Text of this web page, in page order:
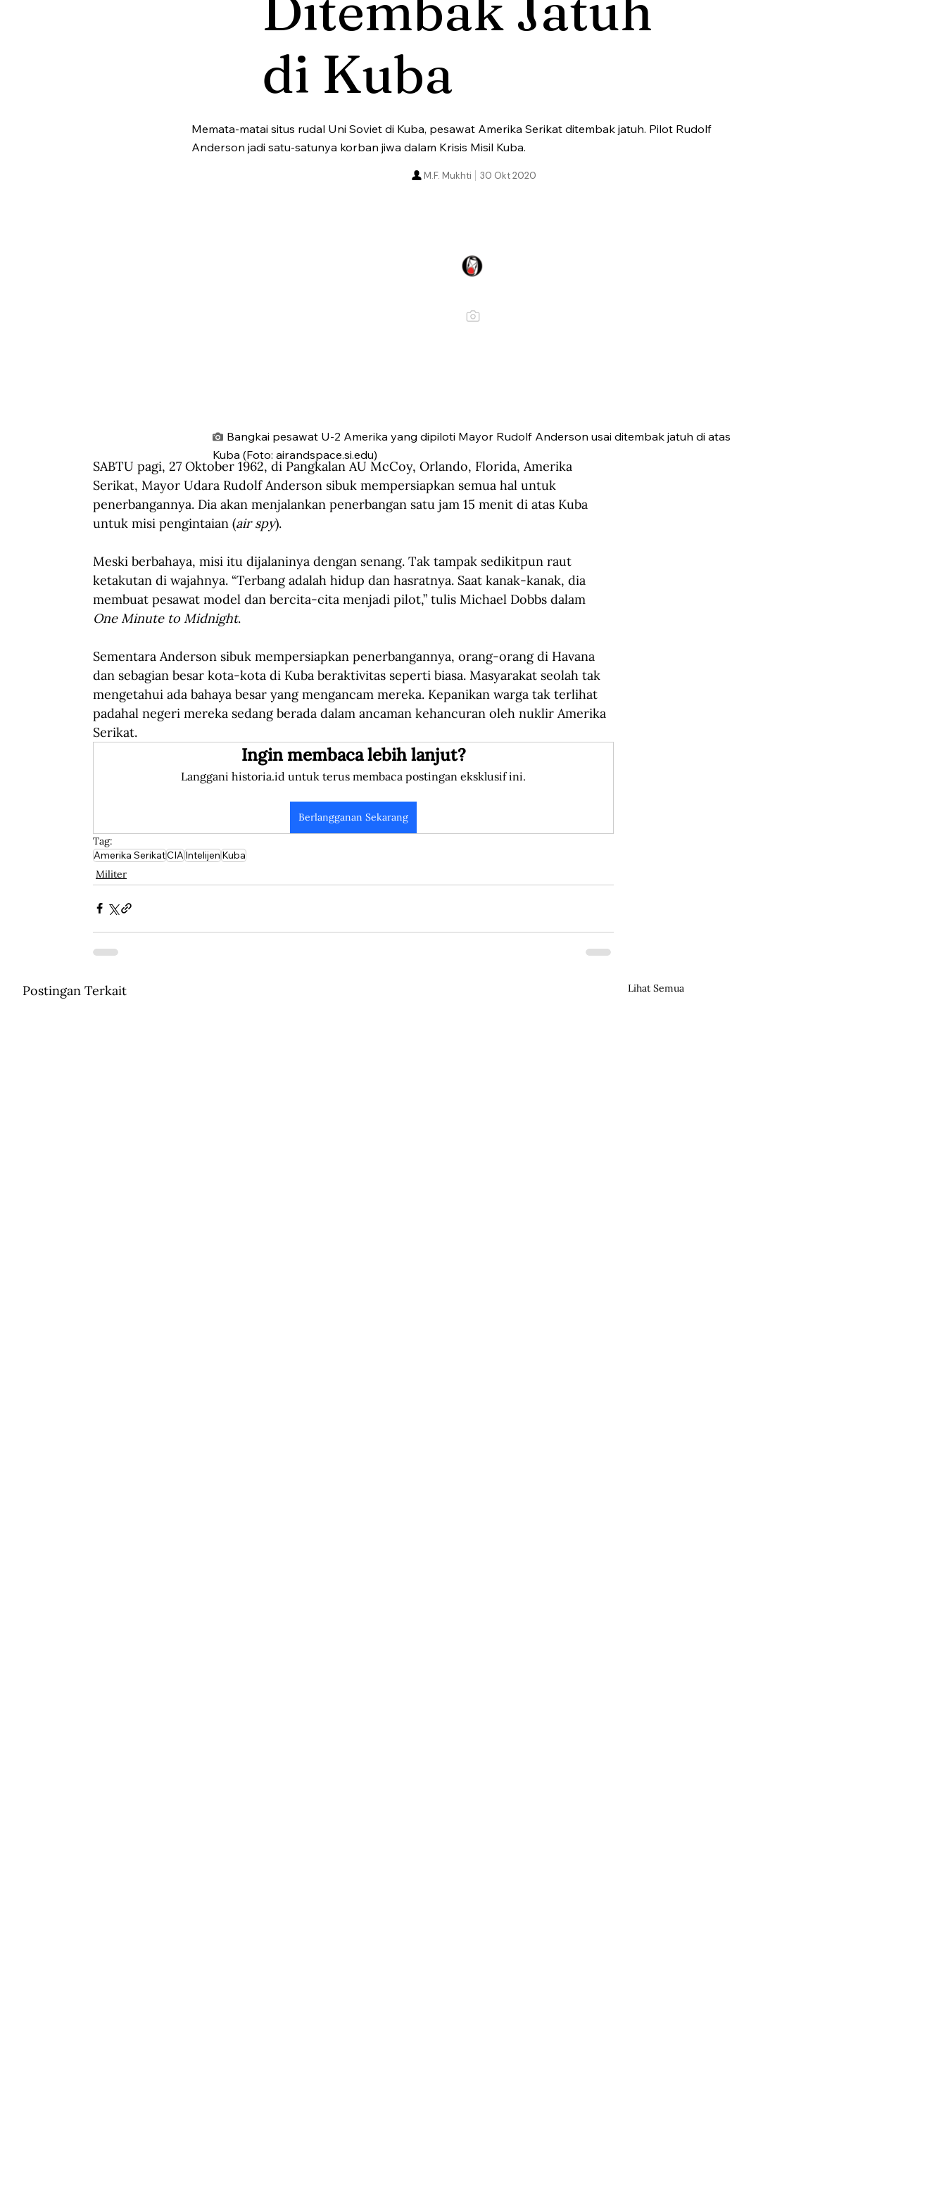
di Kuba
Memata-matai situs rudal Uni Soviet di Kuba, pesawat Amerika Serikat ditembak jatuh. Pilot Rudolf
Anderson jadi satu-satunya korban jiwa dalam Krisis Misil Kuba.
30 Okt 2020
M.F. Mukhti
Bangkai pesawat U-2 Amerika yang dipiloti Mayor Rudolf Anderson usai ditembak jatuh di atas
Kuba (Foto: airandspace.si.edu)
SABTU pagi, 27 Oktober 1962, di Pangkalan AU McCoy, Orlando, Florida, Amerika
Serikat, Mayor Udara Rudolf Anderson sibuk mempersiapkan semua hal untuk
penerbangannya. Dia akan menjalankan penerbangan satu jam 15 menit di atas Kuba
untuk misi pengintaian (air spy).
Meski berbahaya, misi itu dijalaninya dengan senang. Tak tampak sedikitpun raut
ketakutan di wajahnya. “Terbang adalah hidup dan hasratnya. Saat kanak-kanak, dia
membuat pesawat model dan bercita-cita menjadi pilot,” tulis Michael Dobbs dalam
One Minute to Midnight.
Sementara Anderson sibuk mempersiapkan penerbangannya, orang-orang di Havana
dan sebagian besar kota-kota di Kuba beraktivitas seperti biasa. Masyarakat seolah tak
mengetahui ada bahaya besar yang mengancam mereka. Kepanikan warga tak terlihat
padahal negeri mereka sedang berada dalam ancaman kehancuran oleh nuklir Amerika
Serikat.
Ingin membaca lebih lanjut?
Langgani historia.id untuk terus membaca postingan eksklusif ini.
Berlangganan Sekarang
Tag:
Amerika SerikatCIAIntelijenKuba
Militer
Postingan Terkait Lihat Semua